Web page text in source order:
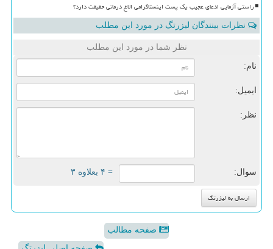
راستی آزمایی ادعای عجیب یک پست اینستاگرامی الاغ درمانی حقیقت دارد؟
نظرات بینندگان لیزرتگ در مورد این مطلب
نظر شما در مورد این مطلب
نام:
ایمیل:
نظر:
سوال: = ۴ بعلاوه ۳
صفحه مطالب